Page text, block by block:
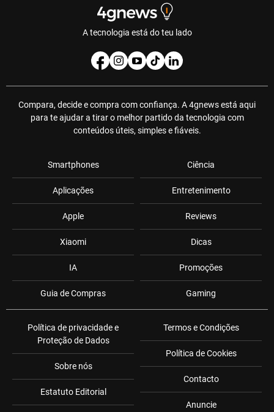
A tecnologia está do teu lado
Compara, decide e compra com confiança. A 4gnews está aqui
para te ajudar a tirar o melhor partido da tecnologia com
conteúdos úteis, simples e fiáveis.
Smartphones
Aplicações
Apple
Xiaomi
IA
Guia de Compras
Ciência
Entretenimento
Reviews
Dicas
Promoções
Gaming
Política de privacidade e
Proteção de Dados
Sobre nós
Estatuto Editorial
Termos e Condições
Política de Cookies
Contacto
Anuncie